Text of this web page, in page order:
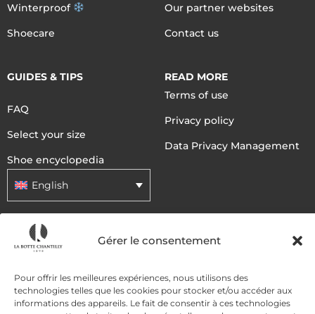
Gérer le consentement
Pour offrir les meilleures expériences, nous utilisons des
technologies telles que les cookies pour stocker et/ou accéder aux
informations des appareils. Le fait de consentir à ces technologies
Winterproof
Shoecare
Our partner websites
Contact us
GUIDES & TIPS
FAQ
Select your size
Shoe encyclopedia
English
READ MORE
Terms of use
Privacy policy
Data Privacy Management
DELIVERY METHODS
PAYMENT METHODS